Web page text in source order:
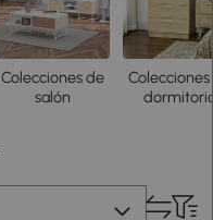
Colecciones de
salón